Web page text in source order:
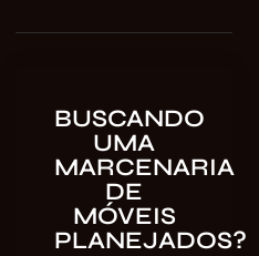
BUSCANDO
UMA
MARCENARIA
DE
MÓVEIS
PLANEJADOS?